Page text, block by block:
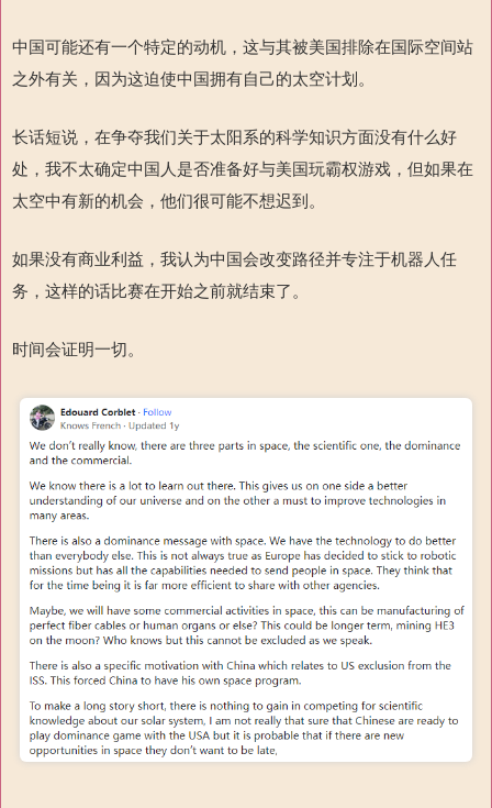
中国可能还有一个特定的动机，这与其被美国排除在国际空间站
之外有关，因为这迫使中国拥有自己的太空计划。
长话短说，在争夺我们关于太阳系的科学知识方面没有什么好
处，我不太确定中国人是否准备好与美国玩霸权游戏，但如果在
太空中有新的机会，他们很可能不想迟到。
如果没有商业利益，我认为中国会改变路径并专注于机器人任
务，这样的话比赛在开始之前就结束了。
时间会证明一切。